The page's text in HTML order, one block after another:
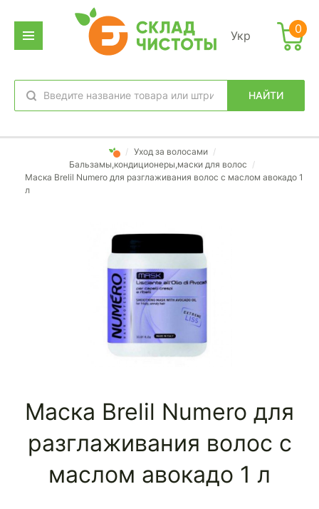
Укр
НАЙТИ
избранное вход
0
/ Уход за волосами /
Бальзамы,кондиционеры,маски для волос /
Маска Brelil Numero для разглаживания волос с маслом авокадо 1
л
Маска Brelil Numero для
разглаживания волос с
маслом авокадо 1 л